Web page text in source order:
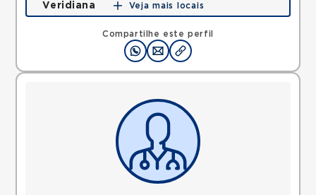
Compartilhe este perfil
Veridiana
Rua Dona Veridiana, Vila Buarque, Sao Paulo, SP,
Mapa
Veja mais locais